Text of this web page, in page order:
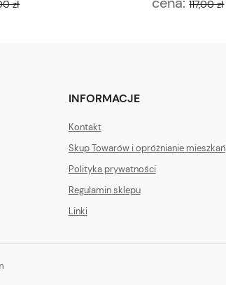
zł 117,00 zł
INFORMACJE
Kontakt
Skup Towarów i opróżnianie mieszkań
Polityka prywatności
Regulamin sklepu
Linki